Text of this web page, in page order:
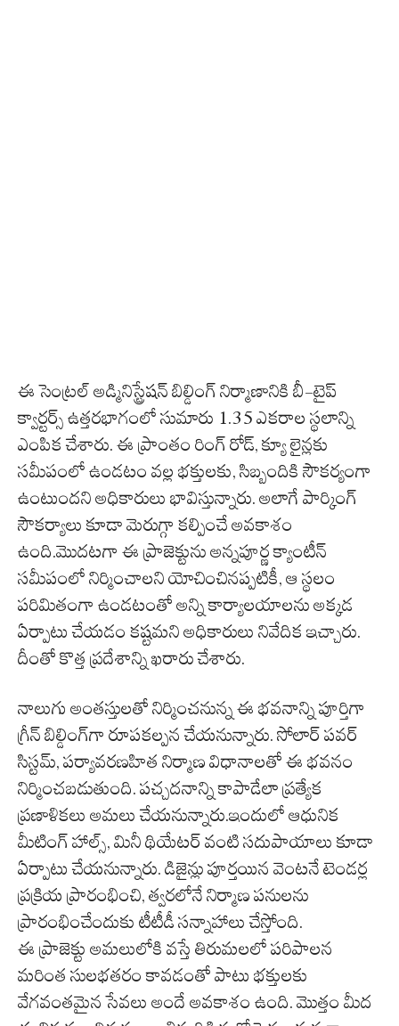
ఈ సెంట్రల్ అడ్మినిస్ట్రేషన్ బిల్డింగ్ నిర్మాణానికి బీ-టైప్
క్వార్టర్స్ ఉత్తరభాగంలో సుమారు 1.35 ఎకరాల స్థలాన్ని
ఎంపిక చేశారు. ఈ ప్రాంతం రింగ్ రోడ్, క్యూ లైన్లకు
సమీపంలో ఉండటం వల్ల భక్తులకు, సిబ్బందికి సౌకర్యంగా
ఉంటుందని అధికారులు భావిస్తున్నారు. అలాగే పార్కింగ్
సౌకర్యాలు కూడా మెరుగ్గా కల్పించే అవకాశం
ఉంది.మొదటగా ఈ ప్రాజెక్టును అన్నపూర్ణ క్యాంటీన్
సమీపంలో నిర్మించాలని యోచించినప్పటికీ, ఆ స్థలం
పరిమితంగా ఉండటంతో అన్ని కార్యాలయాలను అక్కడ
ఏర్పాటు చేయడం కష్టమని అధికారులు నివేదిక ఇచ్చారు.
దీంతో కొత్త ప్రదేశాన్ని ఖరారు చేశారు.
నాలుగు అంతస్తులతో నిర్మించనున్న ఈ భవనాన్ని పూర్తిగా
గ్రీన్ బిల్డింగ్‌గా రూపకల్పన చేయనున్నారు. సోలార్ పవర్
సిస్టమ్, పర్యావరణహిత నిర్మాణ విధానాలతో ఈ భవనం
నిర్మించబడుతుంది. పచ్చదనాన్ని కాపాడేలా ప్రత్యేక
ప్రణాళికలు అమలు చేయనున్నారు.ఇందులో ఆధునిక
మీటింగ్ హాల్స్, మినీ థియేటర్ వంటి సదుపాయాలు కూడా
ఏర్పాటు చేయనున్నారు. డిజైన్లు పూర్తయిన వెంటనే టెండర్ల
ప్రక్రియ ప్రారంభించి, త్వరలోనే నిర్మాణ పనులను
ప్రారంభించేందుకు టీటీడీ సన్నాహాలు చేస్తోంది.
ఈ ప్రాజెక్టు అమలులోకి వస్తే తిరుమలలో పరిపాలన
మరింత సులభతరం కావడంతో పాటు భక్తులకు
వేగవంతమైన సేవలు అందే అవకాశం ఉంది. మొత్తం మీద